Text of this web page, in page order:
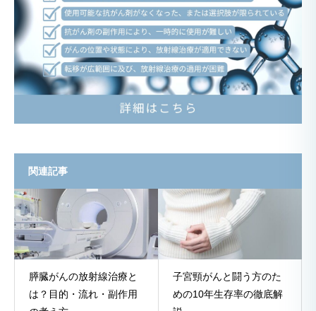
関連記事
膵臓がんの放射線治療と
は？目的・流れ・副作用
子宮頸がんと闘う方のた
めの10年生存率の徹底解